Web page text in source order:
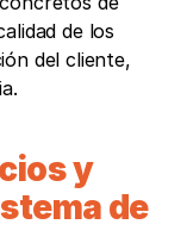
de los
del cliente,
y
de